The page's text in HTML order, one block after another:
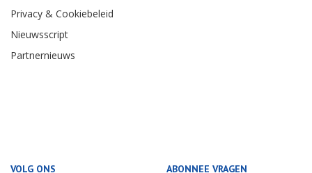
Privacy & Cookiebeleid
Nieuwsscript
Partnernieuws
VOLG ONS ABONNEE VRAGEN